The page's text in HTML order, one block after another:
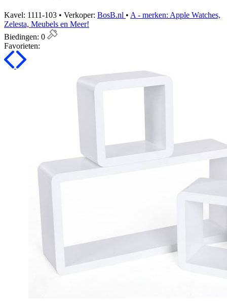
Kavel: 1111-103 • Verkoper: BosB.nl • A - merken: Apple Watches,
Zelesta, Meubels en Meer!
Biedingen: 0
Favorieten: